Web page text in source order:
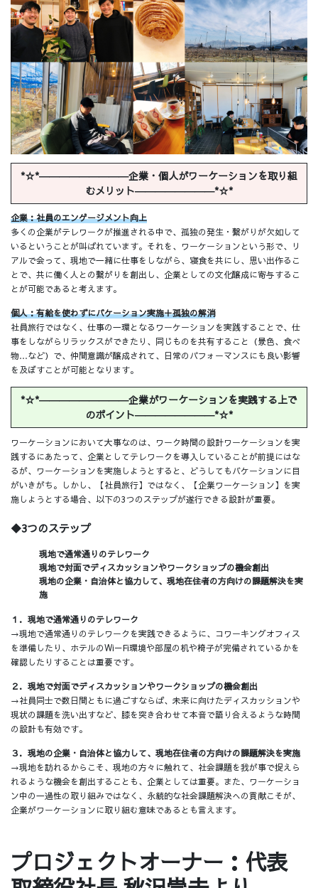
*☆*―――――――――企業・個人がワーケーションを取り組
むメリット――――――――*☆*
企業：社員のエンゲージメント向上
多くの企業がテレワークが推進される中で、孤独の発生・繋がりが欠如して
いるということが叫ばれています。それを、ワーケーションという形で、リ
アルで会って、現地で一緒に仕事をしながら、寝食を共にし、思い出作るこ
とで、共に働く人との繋がりを創出し、企業としての文化醸成に寄与するこ
とが可能であると考えます。
個人：有給を使わずにバケーション実施＋孤独の解消
社員旅行ではなく、仕事の一環となるワーケーションを実践することで、仕
事をしながらリラックスができたり、同じものを共有すること（景色、食べ
物…など）で、仲間意識が醸成されて、日常のパフォーマンスにも良い影響
を及ぼすことが可能となります。
*☆*―――――――――企業がワーケーションを実践する上で
のポイント――――――――*☆*
ワーケーションにおいて大事なのは、ワーク時間の設計ワーケーションを実
践するにあたって、企業としてテレワークを導入していることが前提にはな
るが、ワーケーションを実施しようとすると、どうしてもバケーションに目
がいきがち。しかし、【社員旅行】ではなく、【企業ワーケーション】を実
施しようとする場合、以下の3つのステップが遂行できる設計が重要。
◆3つのステップ
現地で通常通りのテレワーク
現地で対面でディスカッションやワークショップの機会創出
現地の企業・自治体と協力して、現地在住者の方向けの課題解決を実
施
１．現地で通常通りのテレワーク
→現地で通常通りのテレワークを実践できるように、コワーキングオフィス
を準備したり、ホテルのWi－Fi環境や部屋の机や椅子が完備されているかを
確認したりすることは重要です。
２．現地で対面でディスカッションやワークショップの機会創出
→社員同士で数日間ともに過ごすならば、未来に向けたディスカッションや
現状の課題を洗い出すなど、膝を突き合わせて本音で語り合えるような時間
の設計も有効です。
３．現地の企業・自治体と協力して、現地在住者の方向けの課題解決を実施
→現地を訪れるからこそ、現地の方々に触れて、社会課題を我が事で捉えら
れるような機会を創出することも、企業としては重要。また、ワーケーショ
ン中の一過性の取り組みではなく、永続的な社会課題解決への貢献こそが、
企業がワーケーションに取り組む意味であるとも言えます。
プロジェクトオーナー：代表